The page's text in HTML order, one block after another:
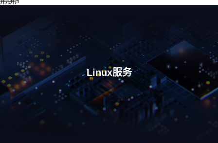
开元开户
Linux服务